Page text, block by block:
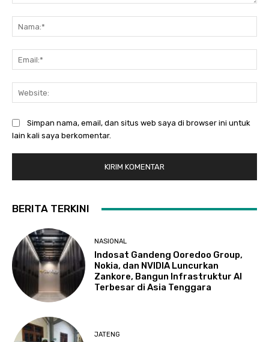
Simpan nama, email, dan situs web saya di browser ini untuk
lain kali saya berkomentar.
BERITA TERKINI
NASIONAL
Indosat Gandeng Ooredoo Group,
Nokia, dan NVIDIA Luncurkan
Zankore, Bangun Infrastruktur AI
Terbesar di Asia Tenggara
JATENG